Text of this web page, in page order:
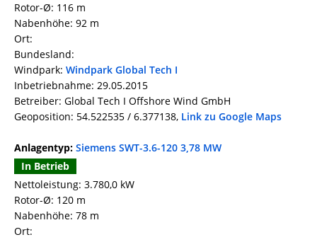
Rotor-Ø: 116 m
Nabenhöhe: 92 m
Ort:
Bundesland:
Windpark: Windpark Global Tech I
Inbetriebnahme: 29.05.2015
Betreiber: Global Tech I Offshore Wind GmbH
Geoposition: 54.522535 / 6.377138, Link zu Google Maps
Anlagentyp: Siemens SWT-3.6-120 3,78 MW
In Betrieb
Nettoleistung: 3.780,0 kW
Rotor-Ø: 120 m
Nabenhöhe: 78 m
Ort: